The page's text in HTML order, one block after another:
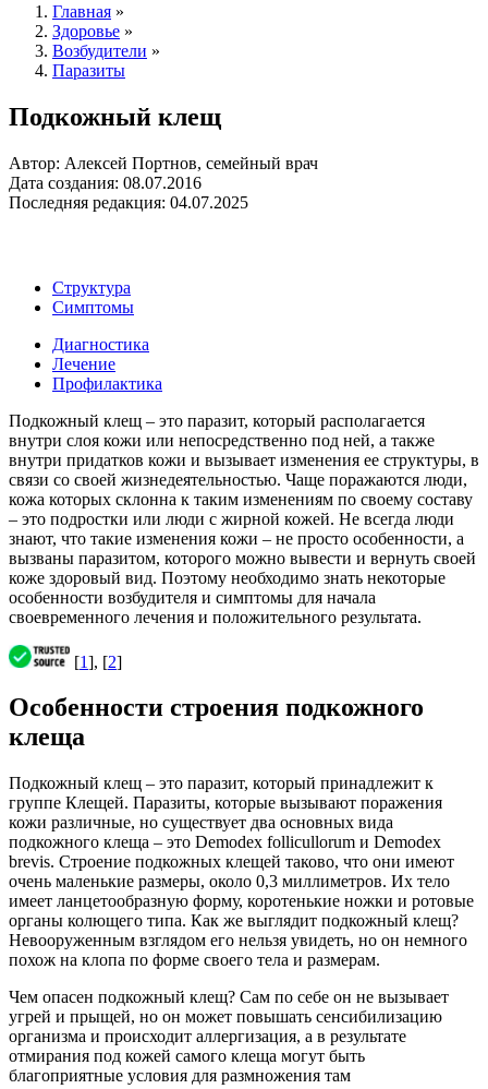
Главная »
Здоровье »
Возбудители »
Паразиты
Подкожный клещ
Автор: Алексей Портнов, семейный врач
Дата создания: 08.07.2016
Последняя редакция: 04.07.2025
Структура
Симптомы
Диагностика
Лечение
Профилактика
Подкожный клещ – это паразит, который располагается
внутри слоя кожи или непосредственно под ней, а также
внутри придатков кожи и вызывает изменения ее структуры, в
связи со своей жизнедеятельностью. Чаще поражаются люди,
кожа которых склонна к таким изменениям по своему составу
– это подростки или люди с жирной кожей. Не всегда люди
знают, что такие изменения кожи – не просто особенности, а
вызваны паразитом, которого можно вывести и вернуть своей
коже здоровый вид. Поэтому необходимо знать некоторые
особенности возбудителя и симптомы для начала
своевременного лечения и положительного результата.
[1], [2]
Особенности строения подкожного
клеща
Подкожный клещ – это паразит, который принадлежит к
группе Клещей. Паразиты, которые вызывают поражения
кожи различные, но существует два основных вида
подкожного клеща – это Demodex follicullorum и Demodex
brevis. Строение подкожных клещей таково, что они имеют
очень маленькие размеры, около 0,3 миллиметров. Их тело
имеет ланцетообразную форму, коротенькие ножки и ротовые
органы колющего типа. Как же выглядит подкожный клещ?
Невооруженным взглядом его нельзя увидеть, но он немного
похож на клопа по форме своего тела и размерам.
Чем опасен подкожный клещ? Сам по себе он не вызывает
угрей и прыщей, но он может повышать сенсибилизацию
организма и происходит аллергизация, а в результате
отмирания под кожей самого клеща могут быть
благоприятные условия для размножения там